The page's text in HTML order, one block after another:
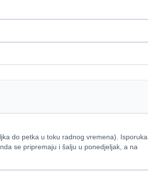
do petka u toku radnog vremena). Isporuka
se pripremaju i šalju u ponedjeljak, a na